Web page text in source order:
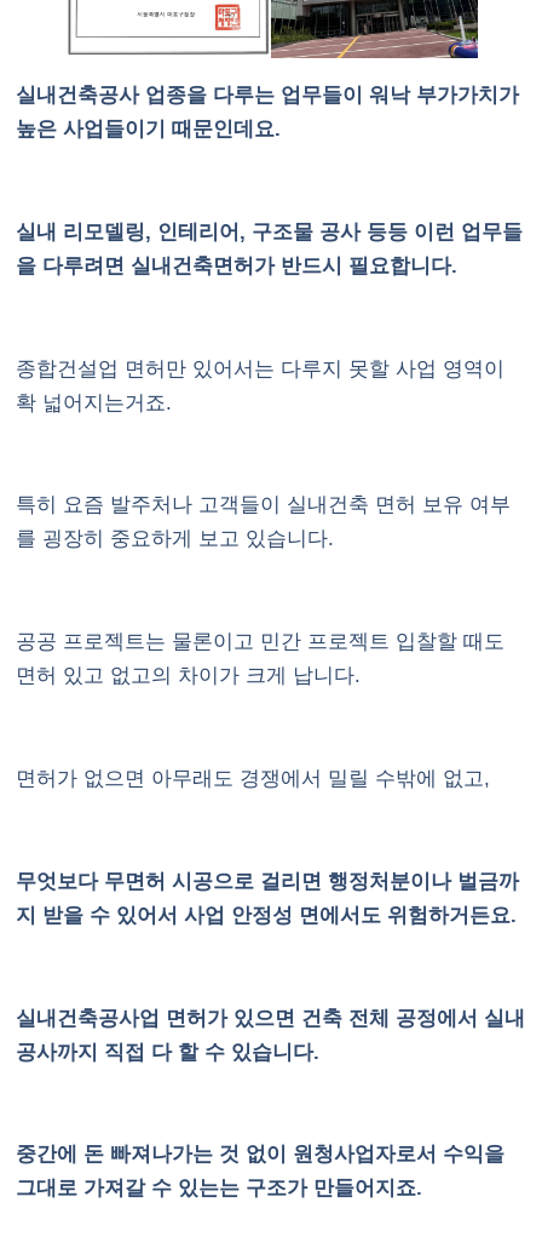
실내건축공사 업종을 다루는 업무들이 워낙 부가가치가
높은 사업들이기 때문인데요.
실내 리모델링, 인테리어, 구조물 공사 등등 이런 업무들
을 다루려면 실내건축면허가 반드시 필요합니다.
종합건설업 면허만 있어서는 다루지 못할 사업 영역이
확 넓어지는거죠.
특히 요즘 발주처나 고객들이 실내건축 면허 보유 여부
를 굉장히 중요하게 보고 있습니다.
공공 프로젝트는 물론이고 민간 프로젝트 입찰할 때도
면허 있고 없고의 차이가 크게 납니다.
면허가 없으면 아무래도 경쟁에서 밀릴 수밖에 없고,
무엇보다 무면허 시공으로 걸리면 행정처분이나 벌금까
지 받을 수 있어서 사업 안정성 면에서도 위험하거든요.
실내건축공사업 면허가 있으면 건축 전체 공정에서 실내
공사까지 직접 다 할 수 있습니다.
중간에 돈 빠져나가는 것 없이 원청사업자로서 수익을
그대로 가져갈 수 있는는 구조가 만들어지죠.